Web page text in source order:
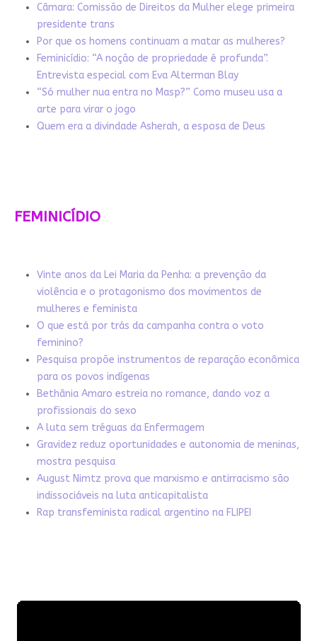
Câmara: Comissão de Direitos da Mulher elege primeira
presidente trans
Por que os homens continuam a matar as mulheres?
Feminicídio: “A noção de propriedade é profunda”.
Entrevista especial com Eva Alterman Blay
“Só mulher nua entra no Masp?” Como museu usa a
arte para virar o jogo
Quem era a divindade Asherah, a esposa de Deus
FEMINICÍDIO
Vinte anos da Lei Maria da Penha: a prevenção da
violência e o protagonismo dos movimentos de
mulheres e feminista
O que está por trás da campanha contra o voto
feminino?
Pesquisa propõe instrumentos de reparação econômica
para os povos indígenas
Bethânia Amaro estreia no romance, dando voz a
profissionais do sexo
A luta sem tréguas da Enfermagem
Gravidez reduz oportunidades e autonomia de meninas,
mostra pesquisa
August Nimtz prova que marxismo e antirracismo são
indissociáveis na luta anticapitalista
Rap transfeminista radical argentino na FLIPEI